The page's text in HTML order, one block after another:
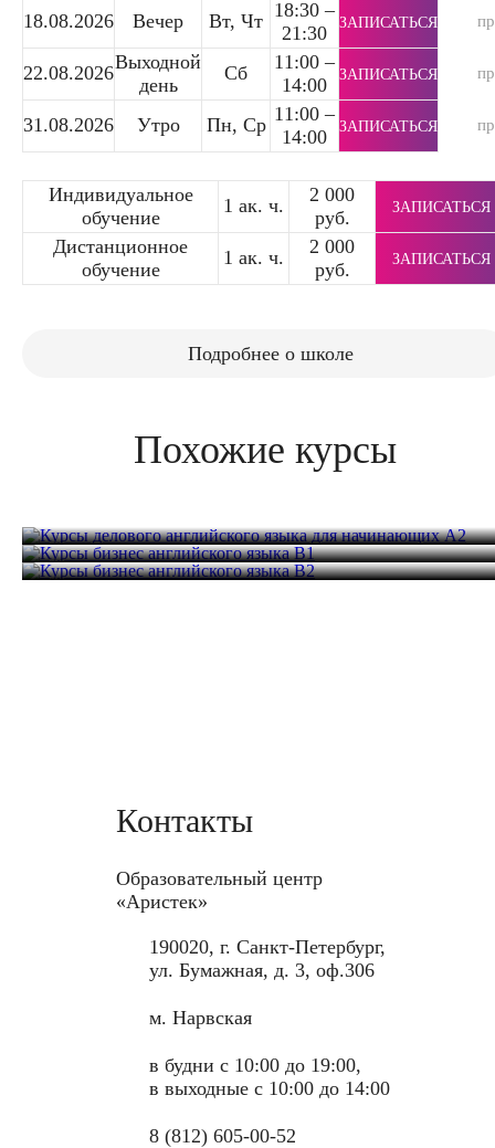
18.08.2026 Вечер Вт, Чт 18:30 –
21:30
ЗАПИСАТЬСЯ
22.08.2026Выходной
день
Сб
11:00 –
14:00
ЗАПИСАТЬСЯ
31.08.2026 Утро Пн, Ср 11:00 –
14:00
ЗАПИСАТЬСЯ
Индивидуальное
обучение
1 ак. ч.
2 000
руб.
ЗАПИСАТЬСЯ
Дистанционное
обучение
1 ак. ч.
2 000
руб.
ЗАПИСАТЬСЯ
Подробнее о школе
Похожие курсы
64 часа 44 800 руб.
Курсы бизнес английского языка B1
Курсы бизнес английского языка B2
Контакты
Образовательный центр
«Аристек»
190020, г. Санкт-Петербург,
ул. Бумажная, д. 3, оф.306
м. Нарвская
в будни с 10:00 до 19:00,
в выходные с 10:00 до 14:00
8 (812) 605-00-52